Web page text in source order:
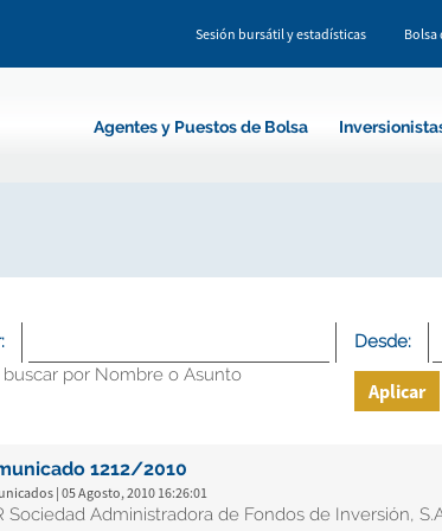
Sesión bursátil y estadísticas Bolsa
Agentes y Puestos de Bolsa
buscar por Nombre o Asunto
Desde:
Aplicar
1212/2010
| 05 Agosto, 2010 16:26:01
Sociedad Administradora de Fondos de Inversión,